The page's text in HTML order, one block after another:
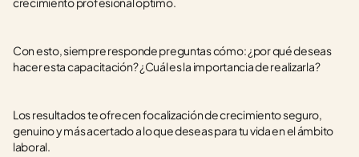
Con esto, siempre responde preguntas cómo: ¿por qué deseas
hacer esta capacitación? ¿Cuál es la importancia de realizarla?
Los resultados te ofrecen focalización de crecimiento seguro,
genuino y más acertado a lo que deseas para tu vida en el ámbito
laboral.